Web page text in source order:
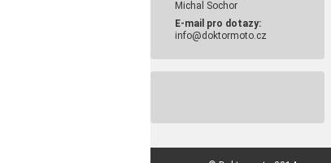
Michal Sochor
E-mail pro dotazy:
info@doktormoto.cz